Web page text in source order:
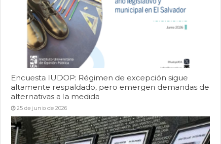
Encuesta IUDOP: Régimen de excepción sigue
altamente respaldado, pero emergen demandas de
alternativas a la medida
25 de junio de 2026